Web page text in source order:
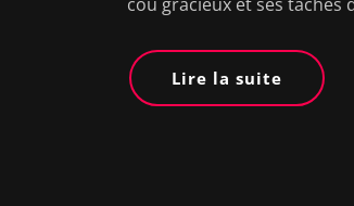
Lire la suite